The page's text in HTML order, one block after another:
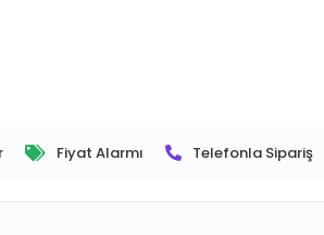
Fiyat Alarmı Telefonla Sipariş